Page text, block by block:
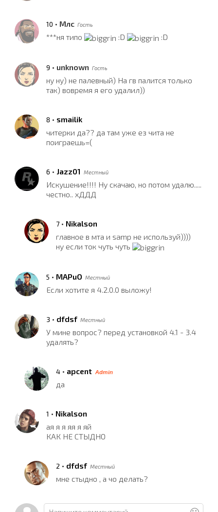
10 • Млс Гость
***ня типо :D :D
9 • unknown Гость
ну ну) не палевный) На гв палится только
так) вовремя я его удалил))
8 • smailik
читерки да?? да там уже ез чита не
поиграешь=(
6 • Jazz01 Местный
Искушение!!!! Ну скачаю, но потом удалю.....
честно.. хДДД
7 • Nikalson
главное в мта и samp не используй))))
ну если ток чуть чуть
5 • MAPuO Местный
Если хотите я 4.2.0.0 выложу!
3 • dfdsf Местный
У мине вопрос? перед установкой 4.1 - 3.4
удалять?
4 • apcent Admin
да
1 • Nikalson
ая я я яя я яй
КАК НЕ СТЫДНО
2 • dfdsf Местный
мне стыдно , а чо делать?